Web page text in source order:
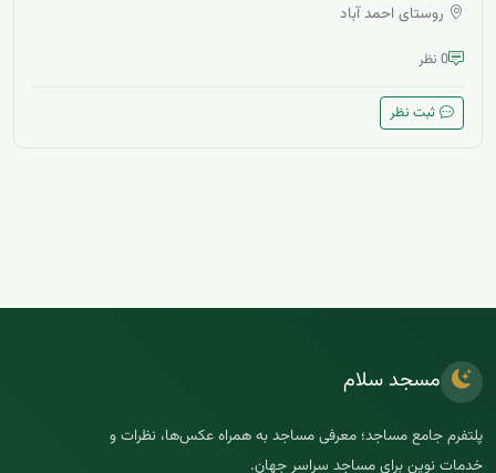
روستای احمد آباد
0 نظر
ثبت نظر
مسجد سلام
پلتفرم جامع مساجد؛ معرفی مساجد به همراه عکس‌ها، نظرات و
خدمات نوین برای مساجد سراسر جهان.